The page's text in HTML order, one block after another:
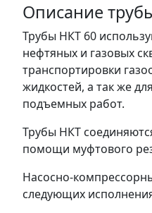
Описание
Трубы НКТ 60
нефтяных и газовых
транспортировки
жидкостей, а так же
подъемных работ.
Трубы НКТ
помощи муфтового
Насосно-
следующих